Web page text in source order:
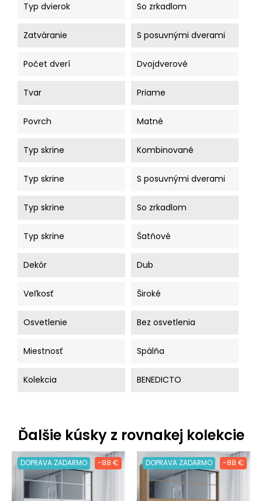
Typ dvierok So zrkadlom
Zatváranie S posuvnými dverami
Počet dverí Dvojdverové
Tvar Priame
Povrch Matné
Typ skrine Kombinované
Typ skrine S posuvnými dverami
Typ skrine So zrkadlom
Typ skrine Šatňové
Dekór Dub
Veľkosť Široké
Osvetlenie Bez osvetlenia
Miestnosť Spálňa
Kolekcia BENEDICTO
Ďalšie kúsky z rovnakej kolekcie
DOPRAVA ZADARMO -88 € DOPRAVA ZADARMO -88 €